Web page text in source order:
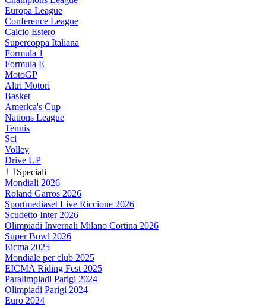
Europa League
Conference League
Calcio Estero
Supercoppa Italiana
Formula 1
Formula E
MotoGP
Altri Motori
Basket
America's Cup
Nations League
Tennis
Sci
Volley
Drive UP
Speciali
Mondiali 2026
Roland Garros 2026
Sportmediaset Live Riccione 2026
Scudetto Inter 2026
Olimpiadi Invernali Milano Cortina 2026
Super Bowl 2026
Eicma 2025
Mondiale per club 2025
EICMA Riding Fest 2025
Paralimpiadi Parigi 2024
Olimpiadi Parigi 2024
Euro 2024